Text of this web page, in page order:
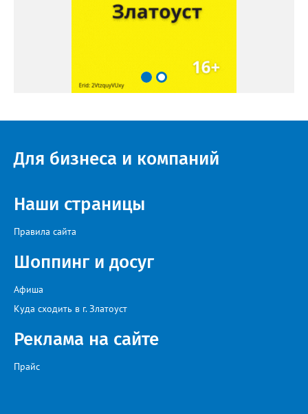
Для бизнеса и компаний
Наши страницы
Правила сайта
Шоппинг и досуг
Афиша
Куда сходить в г. Златоуст
Реклама на сайте
Прайс